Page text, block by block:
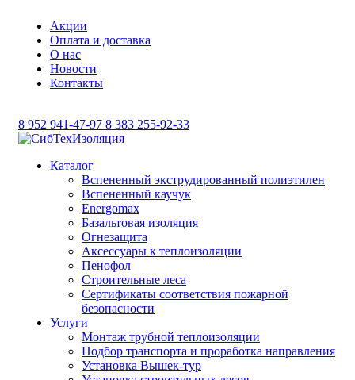
Акции
Оплата и доставка
О нас
Новости
Контакты
8 952 941-47-97 8 383 255-92-33
Каталог
Вспененный экструдированный полиэтилен
Вспененный каучук
Energomax
Базальтовая изоляция
Огнезащита
Аксессуары к теплоизоляции
Пенофол
Строительные леса
Сертификаты соответствия пожарной
безопасности
Услуги
Монтаж трубной теплоизоляции
Подбор транспорта и проработка направления
Установка Вышек-тур